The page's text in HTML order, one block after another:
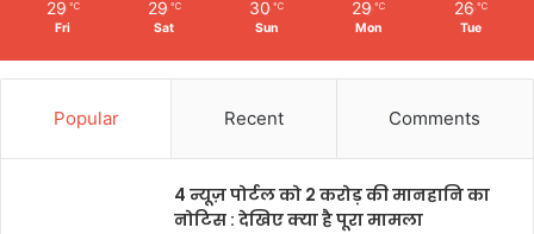
29 ℃
Fri
29 ℃
Sat
30 ℃
Sun
29 ℃
Mon
26 ℃
Tue
Popular Recent Comments
4 न्यूज़ पोर्टल को 2 करोड़ की मानहानि का
नोटिस : देखिए क्या है पूरा मामला